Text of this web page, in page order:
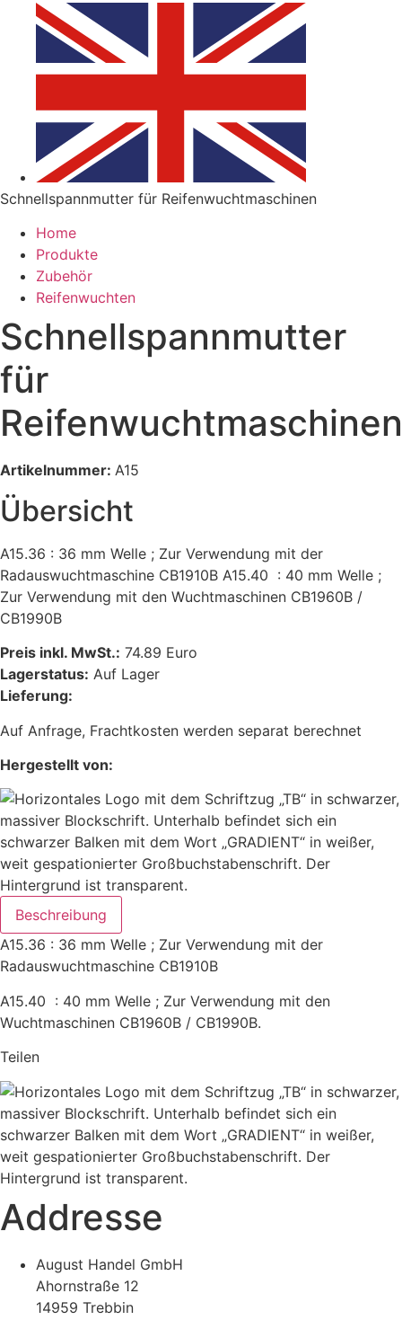
Schnellspannmutter für Reifenwuchtmaschinen
Home
Produkte
Zubehör
Reifenwuchten
Schnellspannmutter
für
Reifenwuchtmaschinen
Artikelnummer: A15
Übersicht
A15.36 : 36 mm Welle ; Zur Verwendung mit der
Radauswuchtmaschine CB1910B A15.40 : 40 mm Welle ;
Zur Verwendung mit den Wuchtmaschinen CB1960B /
CB1990B
Preis inkl. MwSt.: 74.89 Euro
Lagerstatus: Auf Lager
Lieferung:
Auf Anfrage, Frachtkosten werden separat berechnet
Hergestellt von:
Beschreibung
A15.36 : 36 mm Welle ; Zur Verwendung mit der
Radauswuchtmaschine CB1910B
A15.40 : 40 mm Welle ; Zur Verwendung mit den
Wuchtmaschinen CB1960B / CB1990B.
Teilen
Addresse
August Handel GmbH
Ahornstraße 12
14959 Trebbin